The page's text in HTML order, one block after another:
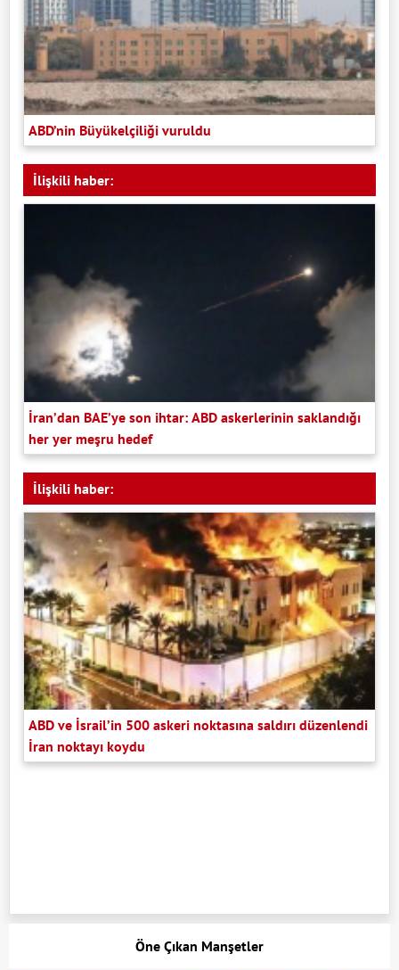
ABD’nin Büyükelçiliği vuruldu
İlişkili haber:
İran’dan BAE’ye son ihtar: ABD askerlerinin saklandığı
her yer meşru hedef
İlişkili haber:
ABD ve İsrail’in 500 askeri noktasına saldırı düzenlendi
İran noktayı koydu
Öne Çıkan Manşetler